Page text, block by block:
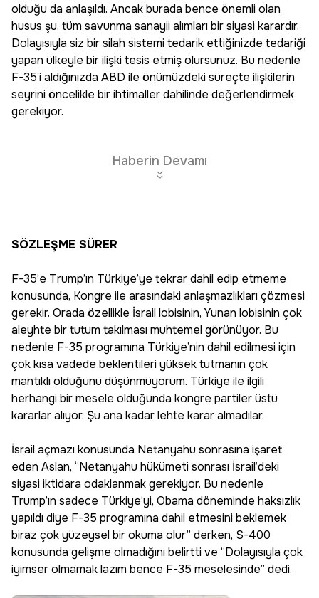
olduğu da anlaşıldı. Ancak burada bence önemli olan
husus şu, tüm savunma sanayii alımları bir siyasi karardır.
Dolayısıyla siz bir silah sistemi tedarik ettiğinizde tedariği
yapan ülkeyle bir ilişki tesis etmiş olursunuz. Bu nedenle
F-35’i aldığınızda ABD ile önümüzdeki süreçte ilişkilerin
seyrini öncelikle bir ihtimaller dahilinde değerlendirmek
gerekiyor.
Haberin Devamı
SÖZLEŞME SÜRER
F-35’e Trump’ın Türkiye’ye tekrar dahil edip etmeme
konusunda, Kongre ile arasındaki anlaşmazlıkları çözmesi
gerekir. Orada özellikle İsrail lobisinin, Yunan lobisinin çok
aleyhte bir tutum takılması muhtemel görünüyor. Bu
nedenle F-35 programına Türkiye’nin dahil edilmesi için
çok kısa vadede beklentileri yüksek tutmanın çok
mantıklı olduğunu düşünmüyorum. Türkiye ile ilgili
herhangi bir mesele olduğunda kongre partiler üstü
kararlar alıyor. Şu ana kadar lehte karar almadılar.
İsrail açmazı konusunda Netanyahu sonrasına işaret
eden Aslan, “Netanyahu hükümeti sonrası İsrail’deki
siyasi iktidara odaklanmak gerekiyor. Bu nedenle
Trump’ın sadece Türkiye’yi, Obama döneminde haksızlık
yapıldı diye F-35 programına dahil etmesini beklemek
biraz çok yüzeysel bir okuma olur” derken, S-400
konusunda gelişme olmadığını belirtti ve “Dolayısıyla çok
iyimser olmamak lazım bence F-35 meselesinde” dedi.